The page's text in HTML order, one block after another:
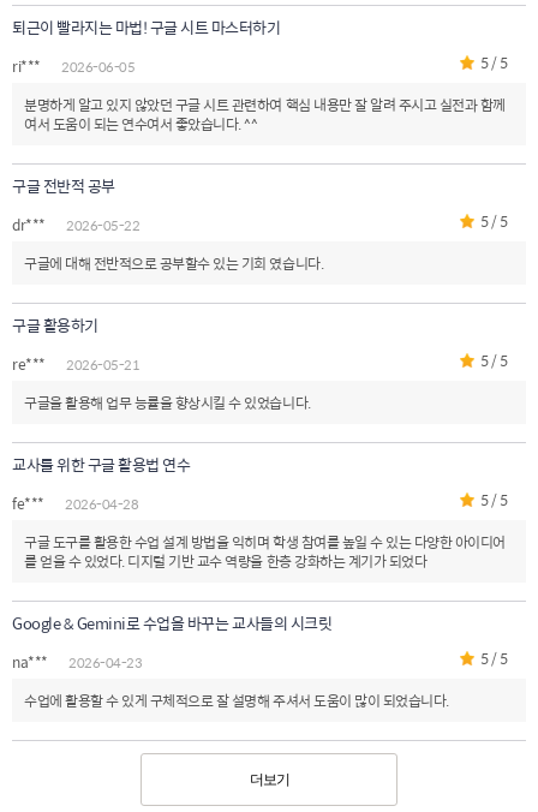
퇴근이 빨라지는 마법! 구글 시트 마스터하기
ri*** 2026-06-05
5 / 5
분명하게 알고 있지 않았던 구글 시트 관련하여 핵심 내용만 잘 알려 주시고 실전과 함께
여서 도움이 되는 연수여서 좋았습니다. ^^
구글 전반적 공부
dr*** 2026-05-22
5 / 5
구글에 대해 전반적으로 공부할수 있는 기회 였습니다.
구글 활용하기
re*** 2026-05-21
5 / 5
구글을 활용해 업무 능률을 향상시킬 수 있었습니다.
교사를 위한 구글 활용법 연수
fe*** 2026-04-28
5 / 5
구글 도구를 활용한 수업 설계 방법을 익히며 학생 참여를 높일 수 있는 다양한 아이디어
를 얻을 수 있었다. 디지털 기반 교수 역량을 한층 강화하는 계기가 되었다
Google & Gemini로 수업을 바꾸는 교사들의 시크릿
na*** 2026-04-23
5 / 5
수업에 활용할 수 있게 구체적으로 잘 설명해 주셔서 도움이 많이 되었습니다.
더보기